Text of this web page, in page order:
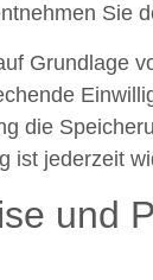
Sie
Grundlage
die
ist jederzeit
und